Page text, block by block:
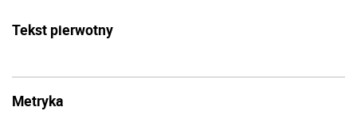
Tekst pierwotny
Metryka